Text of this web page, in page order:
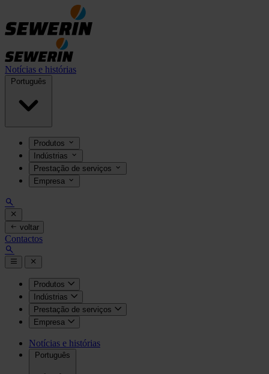
Notícias e histórias
Português
Produtos
Indústrias
Prestação de serviços
Empresa
voltar
Contactos
Produtos
Indústrias
Prestação de serviços
Empresa
Notícias e histórias
Português